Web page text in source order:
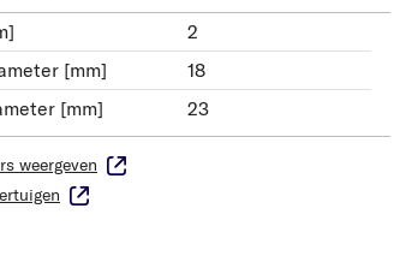
2
[mm]
18
[mm]
23
weergeven